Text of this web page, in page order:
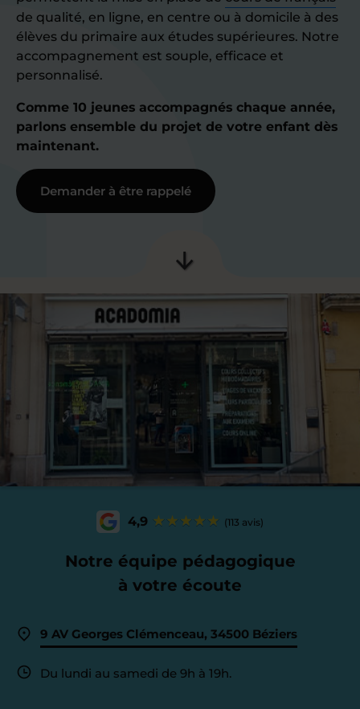
de qualité, en ligne, en centre ou à domicile à des
élèves du primaire aux études supérieures. Notre
accompagnement est souple, efficace et
personnalisé.
Comme 10 jeunes accompagnés chaque année,
parlons ensemble du projet de votre enfant dès
maintenant.
Demander à être rappelé
4,9 (113 avis)
Notre équipe pédagogique
à votre écoute
9 AV Georges Clémenceau, 34500 Béziers
Du lundi au samedi de 9h à 19h.